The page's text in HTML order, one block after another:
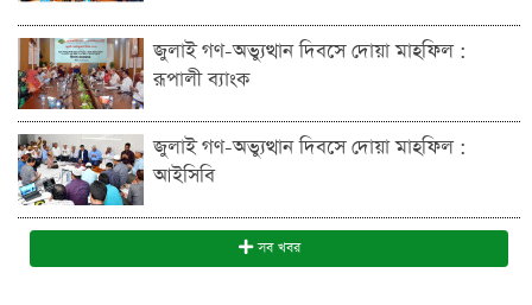
জুলাই গণ-অভ্যুত্থান দিবসে দোয়া মাহফিল :
রূপালী ব্যাংক
জুলাই গণ-অভ্যুত্থান দিবসে দোয়া মাহফিল :
আইসিবি
সব খবর